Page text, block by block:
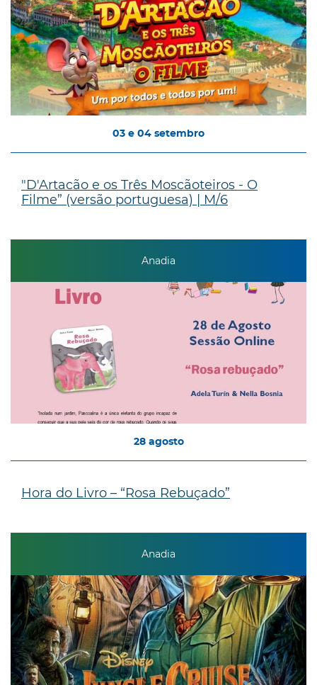
03 e 04 setembro
"D'Artacão e os Três Moscãoteiros - O
Filme” (versão portuguesa) | M/6
Anadia
28 agosto
Hora do Livro – “Rosa Rebuçado”
Anadia